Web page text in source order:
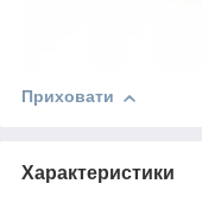
Приховати
Характеристики